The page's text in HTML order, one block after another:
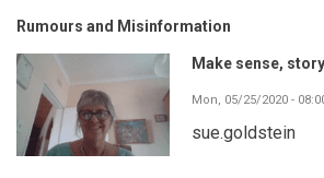
Rumours and Misinformation
Make sense,
Mon, 05/25/2020 -
sue.goldstein